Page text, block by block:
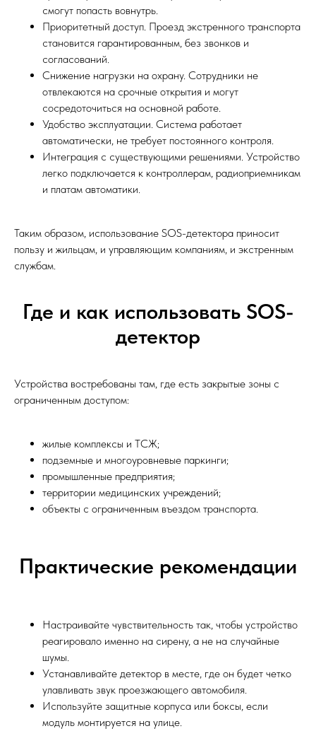
смогут попасть вовнутрь.
Приоритетный доступ. Проезд экстренного транспорта
становится гарантированным, без звонков и
согласований.
Снижение нагрузки на охрану. Сотрудники не
отвлекаются на срочные открытия и могут
сосредоточиться на основной работе.
Удобство эксплуатации. Система работает
автоматически, не требует постоянного контроля.
Интеграция с существующими решениями. Устройство
легко подключается к контроллерам, радиоприемникам
и платам автоматики.
Таким образом, использование SOS-детектора приносит
пользу и жильцам, и управляющим компаниям, и экстренным
службам.
Где и как использовать SOS-
детектор
Устройства востребованы там, где есть закрытые зоны с
ограниченным доступом:
жилые комплексы и ТСЖ;
подземные и многоуровневые паркинги;
промышленные предприятия;
территории медицинских учреждений;
объекты с ограниченным въездом транспорта.
Практические рекомендации
Настраивайте чувствительность так, чтобы устройство
реагировало именно на сирену, а не на случайные
шумы.
Устанавливайте детектор в месте, где он будет четко
улавливать звук проезжающего автомобиля.
Используйте защитные корпуса или боксы, если
модуль монтируется на улице.